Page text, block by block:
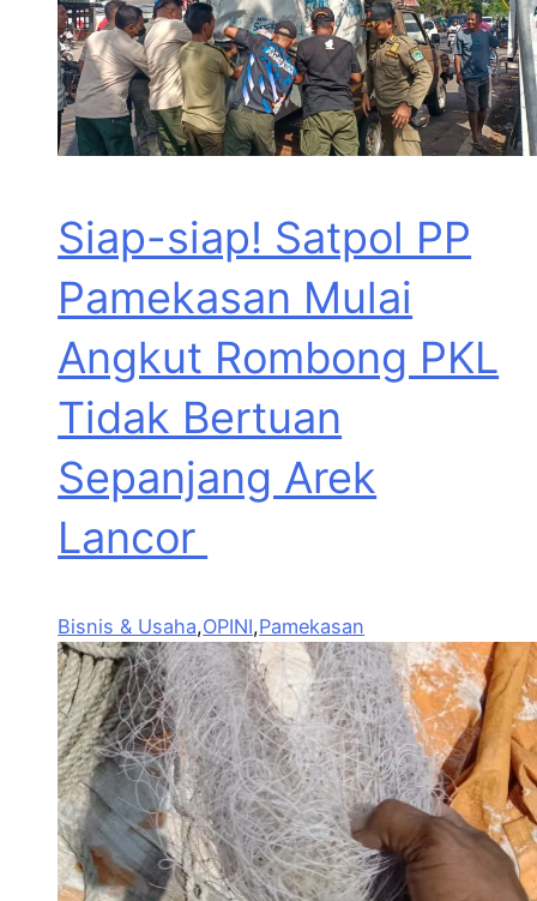
Siap-siap! Satpol PP
Pamekasan Mulai
Angkut Rombong PKL
Tidak Bertuan
Sepanjang Arek
Lancor
Bisnis & Usaha,OPINI,Pamekasan